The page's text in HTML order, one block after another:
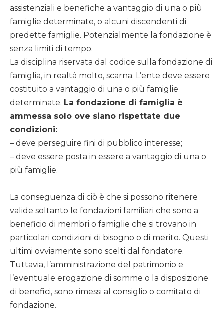
assistenziali e benefiche a vantaggio di una o più
famiglie determinate, o alcuni discendenti di
predette famiglie. Potenzialmente la fondazione è
senza limiti di tempo.
La disciplina riservata dal codice sulla fondazione di
famiglia, in realtà molto, scarna. L’ente deve essere
costituito a vantaggio di una o più famiglie
determinate. La fondazione di famiglia è
ammessa solo ove siano rispettate due
condizioni:
– deve perseguire fini di pubblico interesse;
– deve essere posta in essere a vantaggio di una o
più famiglie.
La conseguenza di ciò è che si possono ritenere
valide soltanto le fondazioni familiari che sono a
beneficio di membri o famiglie che si trovano in
particolari condizioni di bisogno o di merito. Questi
ultimi ovviamente sono scelti dal fondatore.
Tuttavia, l’amministrazione del patrimonio e
l’eventuale erogazione di somme o la disposizione
di benefici, sono rimessi al consiglio o comitato di
fondazione.